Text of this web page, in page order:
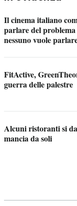
Il cinema italiano
parlare del
nessuno vuole
FitActive,
guerra delle palestre
Alcuni ristoranti si
mancia da soli